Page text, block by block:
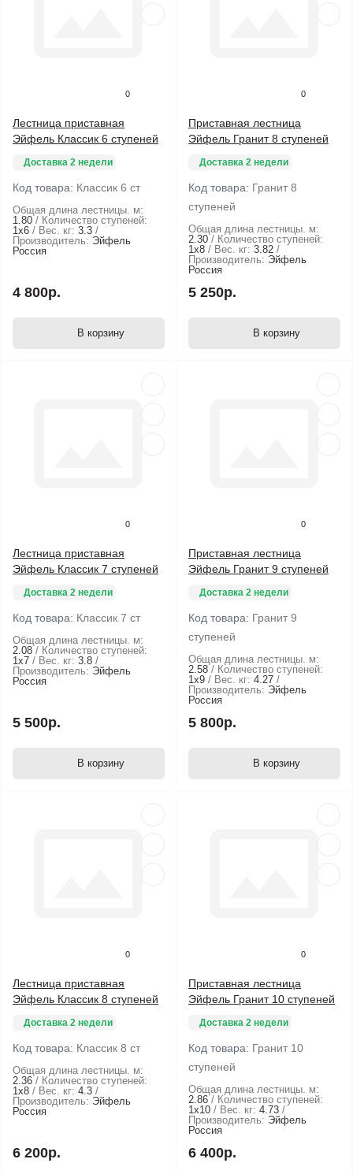
0
Лестница приставная
Эйфель Классик 6 ступеней
Доставка 2 недели
Код товара: Классик 6 ст
Общая длина лестницы. м:
1.80
Количество ступеней:
1х6
Вес. кг: 3.3
Производитель: Эйфель
Россия
4 800р.
В корзину
0
Приставная лестница
Эйфель Гранит 8 ступеней
Доставка 2 недели
Код товара: Гранит 8
ступеней
Общая длина лестницы. м:
2.30
Количество ступеней:
1х8
Вес. кг: 3.82
Производитель: Эйфель
Россия
5 250р.
В корзину
0
Лестница приставная
Эйфель Классик 7 ступеней
Доставка 2 недели
Код товара: Классик 7 ст
Общая длина лестницы. м:
2.08
Количество ступеней:
1х7
Вес. кг: 3.8
Производитель: Эйфель
Россия
5 500р.
В корзину
0
Приставная лестница
Эйфель Гранит 9 ступеней
Доставка 2 недели
Код товара: Гранит 9
ступеней
Общая длина лестницы. м:
2.58
Количество ступеней:
1х9
Вес. кг: 4.27
Производитель: Эйфель
Россия
5 800р.
В корзину
0
Лестница приставная
Эйфель Классик 8 ступеней
Доставка 2 недели
Код товара: Классик 8 ст
Общая длина лестницы. м:
2.36
Количество ступеней:
1х8
Вес. кг: 4.3
Производитель: Эйфель
Россия
6 200р.
0
Приставная лестница
Эйфель Гранит 10 ступеней
Доставка 2 недели
Код товара: Гранит 10
ступеней
Общая длина лестницы. м:
2.86
Количество ступеней:
1х10
Вес. кг: 4.73
Производитель: Эйфель
Россия
6 400р.